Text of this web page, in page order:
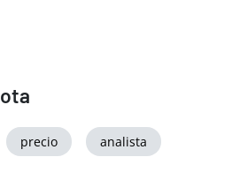
precio analista